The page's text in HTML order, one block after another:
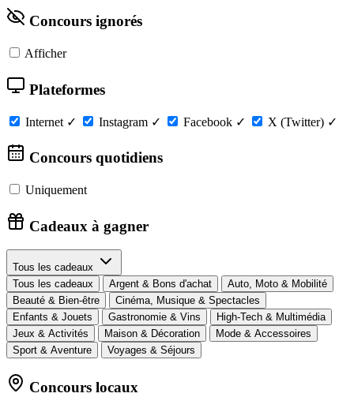
Concours ignorés
Afficher
Plateformes
Internet ✓ Instagram ✓ Facebook ✓ X (Twitter) ✓
Concours quotidiens
Uniquement
Cadeaux à gagner
Tous les cadeaux
Tous les cadeaux
Argent & Bons d'achat
Auto, Moto & Mobilité
Beauté & Bien-être
Cinéma, Musique & Spectacles
Enfants & Jouets
Gastronomie & Vins
High-Tech & Multimédia
Jeux & Activités
Maison & Décoration
Mode & Accessoires
Sport & Aventure
Voyages & Séjours
Concours locaux